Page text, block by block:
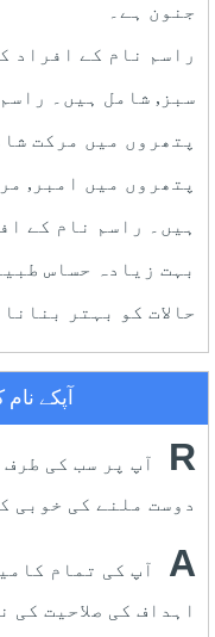
جنون ہے۔
راسم نام کے افراد
سبز, شامل ہیں۔
پتھروں میں مرکت
پتھروں میں امبر,
ہیں۔ راسم نام کے
بہت زیادہ حساس
حالات کو بہتر
آپکے
R
آپ پر سب کی
دوست ملنے کی خوبی
A
آپ کی تمام
اہداف کی صلاحیت کی